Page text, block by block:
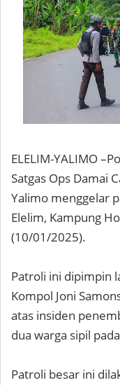
ELELIM-YALIMO
Satgas Ops Damai
Yalimo menggelar
Elelim, Kampung
(10/01/2025).
Patroli ini dipimpin
Kompol Joni
atas insiden
dua warga sipil
Patroli besar ini